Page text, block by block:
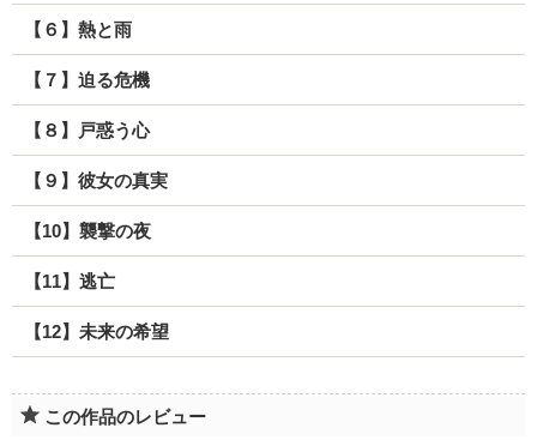
【６】熱と雨
【７】迫る危機
【８】戸惑う心
【９】彼女の真実
【10】襲撃の夜
【11】逃亡
【12】未来の希望
この作品のレビュー